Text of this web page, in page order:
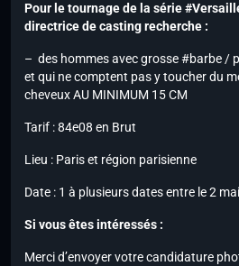
Pour le tournage de la série
directrice de casting recherche :
– des hommes avec grosse #barbe /
et qui ne comptent pas y toucher du
cheveux AU MINIMUM 15 CM
Tarif : 84e08 en Brut
Lieu : Paris et région parisienne
Date : 1 à plusieurs dates entre le 2
Si vous êtes intéressés :
Merci d’envoyer votre candidature